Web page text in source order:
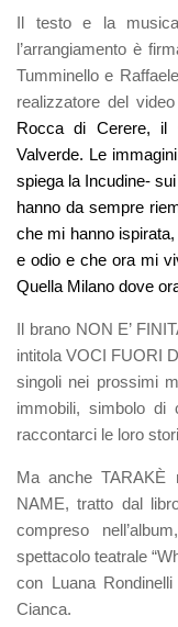
Il testo e la
l’arrangiamento è
Tumminello e
realizzatore del
Rocca di Cerere, il
Valverde. Le
spiega la Incudine-
hanno da sempre
che mi hanno
e odio e che ora mi
Quella Milano dove
Il brano NON E’
intitolaVOCI FUORI
singoli nei prossimi
immobili, simbolo di
raccontarci le loro
Ma anche
NAME, tratto dal
compreso
spettacolo teatrale
con Luana
Cianca.